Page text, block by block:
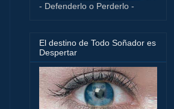
- Defenderlo o Perderlo -
El destino de Todo Soñador es
Despertar